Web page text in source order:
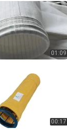
01:09
00:17